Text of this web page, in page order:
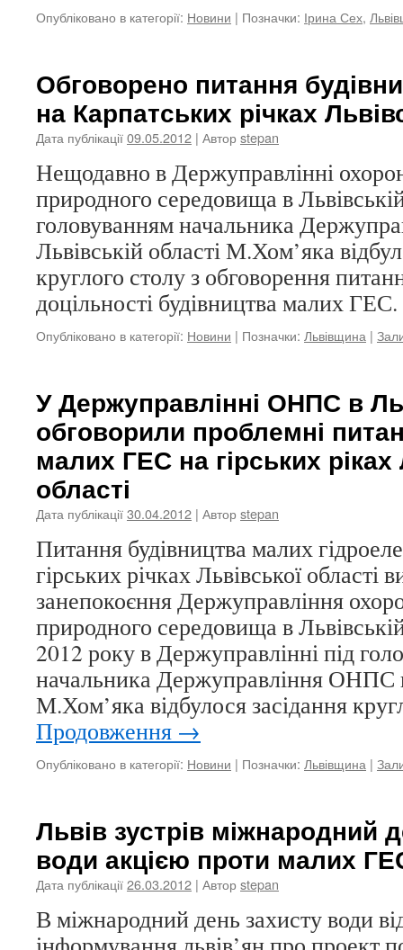
Опубліковано в категорії: Новини | Позначки: Ірина Сех,
Обговорено питання
на Карпатських річках
Дата публікації09.05.2012 | Авторstepan
Нещодавно в Держуправлінні
природного середовища в
головуванням начальника
Львівській області М.Хом’яка
круглого столу з обговорення
доцільності будівництва малих ГЕС.
Опубліковано в категорії: Новини | Позначки: Львівщина |
У Держуправлінні ОНПС в
обговорили проблемні
малих ГЕС на гірських ріках
області
Дата публікації30.04.2012 | Авторstepan
Питання будівництва малих
гірських річках Львівської області
занепокоєння Держуправління
природного середовища в
2012 року в Держуправлінні під
начальника Держуправління ОНПС в
М.Хом’яка відбулося засідання
Продовження →
Опубліковано в категорії: Новини | Позначки: Львівщина |
Львів зустрів міжнародний
води акцією проти малих
Дата публікації26.03.2012 | Авторstepan
В міжнародний день захисту води